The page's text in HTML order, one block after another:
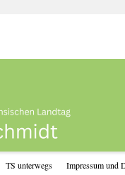
TS unterwegs Impressum und